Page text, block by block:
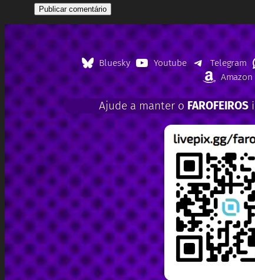
Bluesky Youtube Telegram
Amazon
Ajude a manter o FAROFEIROS